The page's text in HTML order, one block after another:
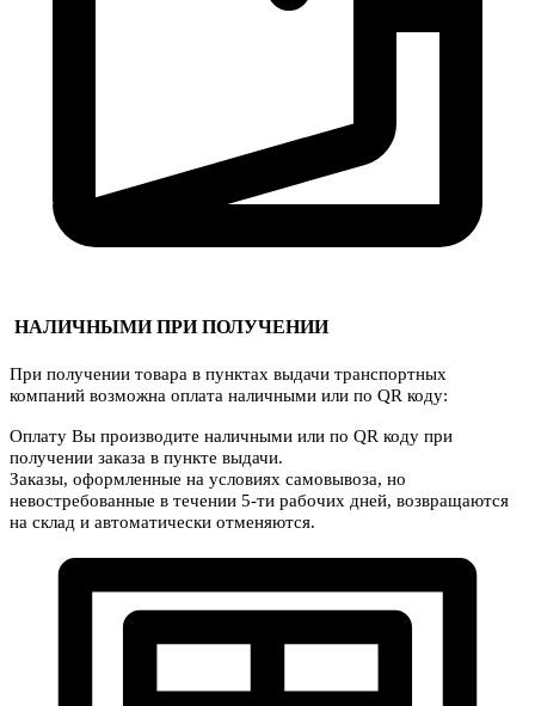
НАЛИЧНЫМИ ПРИ ПОЛУЧЕНИИ
При получении товара в пунктах выдачи транспортных
компаний возможна оплата наличными или по QR коду:
Оплату Вы производите наличными или по QR коду при
получении заказа в пункте выдачи.
Заказы, оформленные на условиях самовывоза, но
невостребованные в течении 5-ти рабочих дней, возвращаются
на склад и автоматически отменяются.